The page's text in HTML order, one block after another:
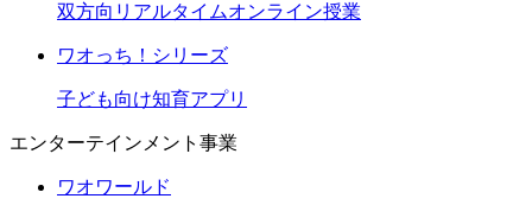
双方向リアルタイムオンライン授業
ワオっち！シリーズ
子ども向け知育アプリ
エンターテインメント事業
ワオワールド